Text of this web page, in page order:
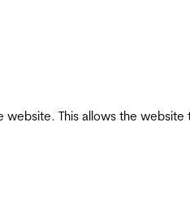
website. This allows the